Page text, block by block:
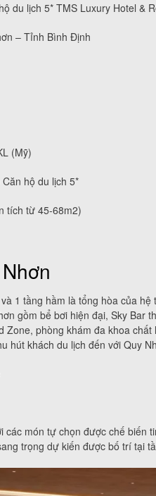
du lịch 5* TMS Luxury Hotel &
– Tỉnh Bình Định
(Mỹ)
hộ du lịch 5*
tích từ 45-68m2)
1 tầng hầm là tổng hòa của
gồm bể bơi hiện đại, Sky Bar
Zone, phòng khám đa khoa
hút khách du lịch đến với Quy
các món tự chọn được chế
trọng dự kiến được bố trí tại